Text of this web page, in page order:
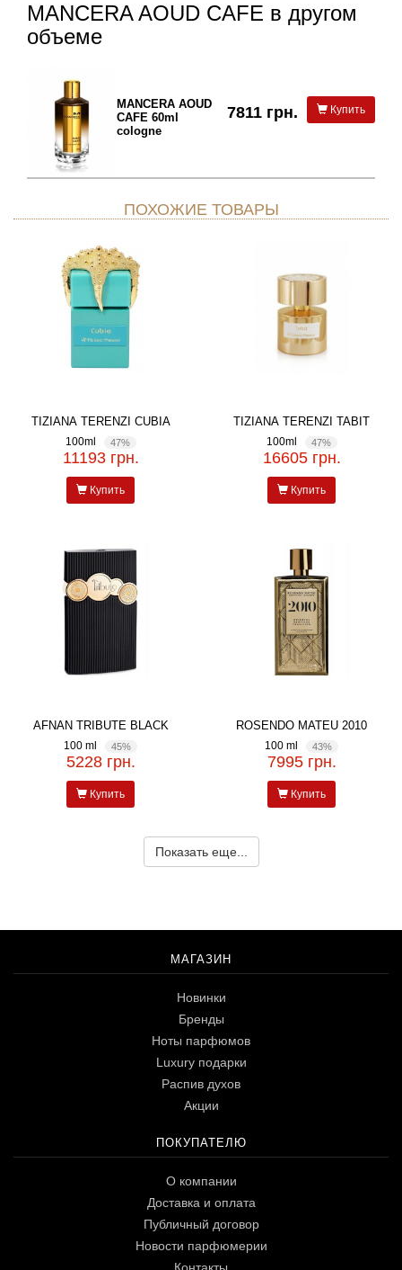
MANCERA AOUD CAFE в другом
объеме
MANCERA AOUD
CAFE 60ml
cologne
7811 грн. Купить
ПОХОЖИЕ ТОВАРЫ
TIZIANA TERENZI CUBIA
100ml 47%
11193 грн.
Купить
TIZIANA TERENZI TABIT
100ml 47%
16605 грн.
Купить
AFNAN TRIBUTE BLACK
100 ml 45%
5228 грн.
Купить
ROSENDO MATEU 2010
100 ml 43%
7995 грн.
Купить
Показать еще...
МАГАЗИН
Новинки
Бренды
Ноты парфюмов
Luxury подарки
Распив духов
Акции
ПОКУПАТЕЛЮ
О компании
Доставка и оплата
Публичный договор
Новости парфюмерии
Контакты